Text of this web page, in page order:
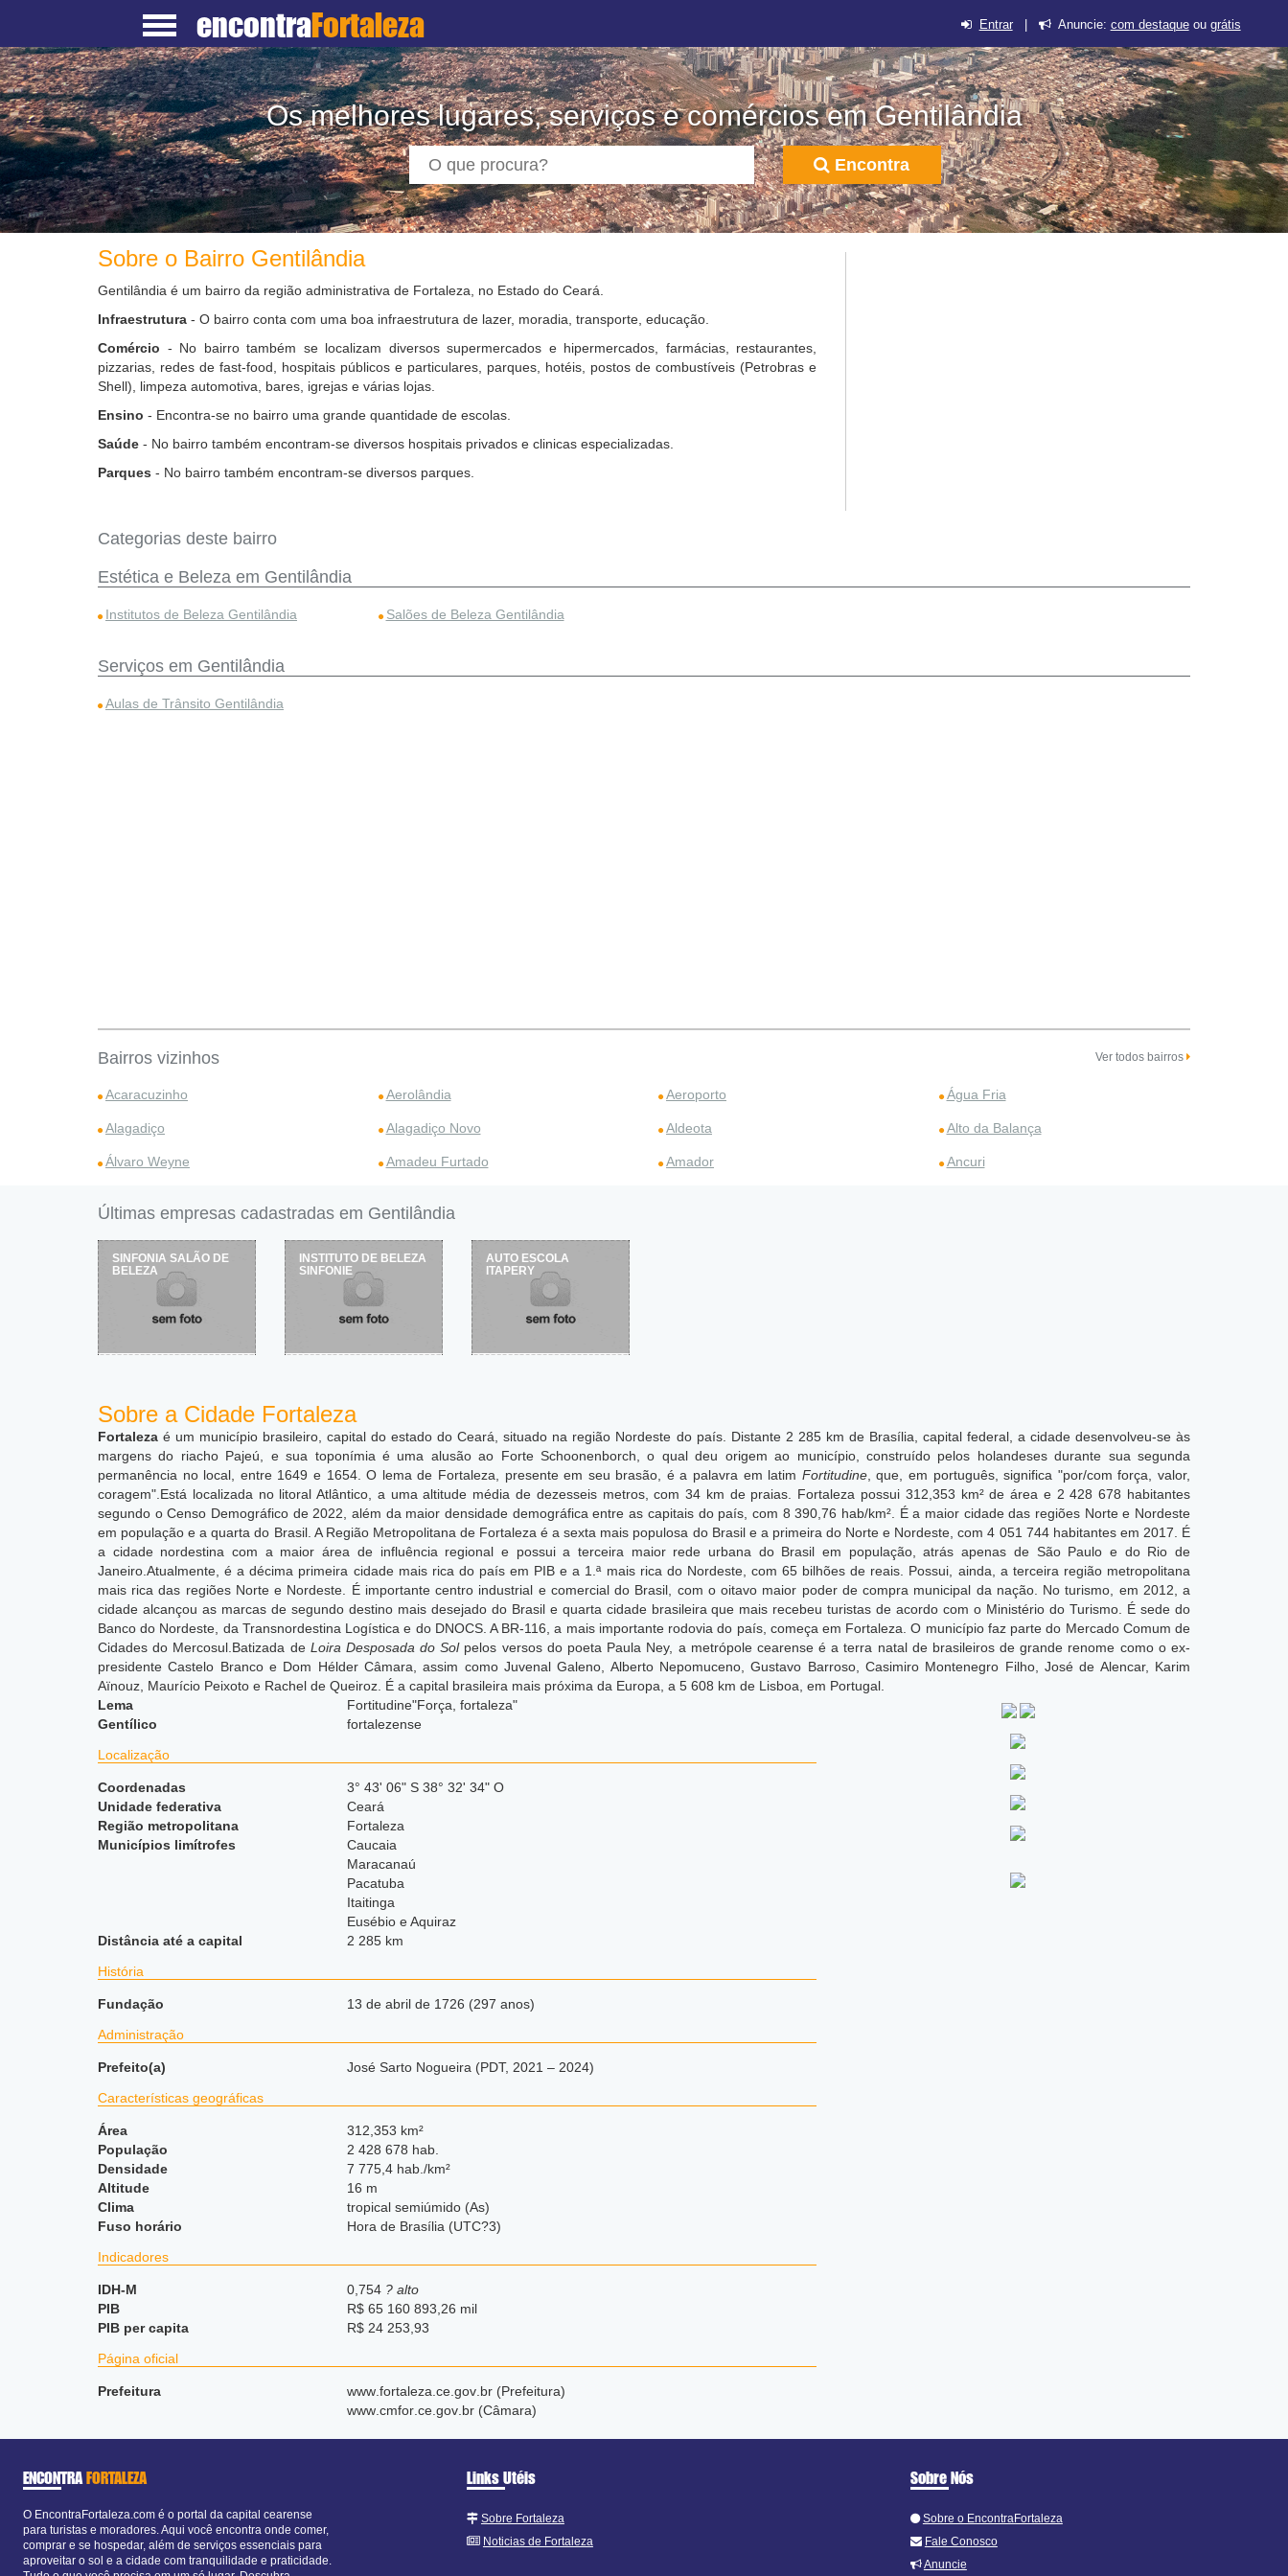
encontraFortaleza Entrar| Anuncie: com destaqueou grátis
Os melhores lugares, serviços e comércios em Gentilândia
Encontra
Sobre o Bairro Gentilândia
Gentilândia é um bairro da região administrativa de Fortaleza, no Estado do Ceará.
Infraestrutura - O bairro conta com uma boa infraestrutura de lazer, moradia, transporte, educação.
Comércio - No bairro também se localizam diversos supermercados e hipermercados, farmácias, restaurantes,
pizzarias, redes de fast-food, hospitais públicos e particulares, parques, hotéis, postos de combustíveis (Petrobras e
Shell), limpeza automotiva, bares, igrejas e várias lojas.
Ensino - Encontra-se no bairro uma grande quantidade de escolas.
Saúde - No bairro também encontram-se diversos hospitais privados e clinicas especializadas.
Parques - No bairro também encontram-se diversos parques.
Categorias deste bairro
Estética e Beleza em Gentilândia
Institutos de Beleza Gentilândia Salões de Beleza Gentilândia
Serviços em Gentilândia
Aulas de Trânsito Gentilândia
Bairros vizinhos Ver todos bairros
Acaracuzinho Aerolândia Aeroporto Água Fria
Alagadiço Alagadiço Novo Aldeota Alto da Balança
Álvaro Weyne Amadeu Furtado Amador Ancuri
Últimas empresas cadastradas em Gentilândia
SINFONIA SALÃO DE
BELEZA
INSTITUTO DE BELEZA
SINFONIE
AUTO ESCOLA
ITAPERY
Sobre a Cidade Fortaleza
Fortaleza é um município brasileiro, capital do estado do Ceará, situado na região Nordeste do país. Distante 2 285 km de Brasília, capital federal, a cidade desenvolveu-se às
margens do riacho Pajeú, e sua toponímia é uma alusão ao Forte Schoonenborch, o qual deu origem ao município, construído pelos holandeses durante sua segunda
permanência no local, entre 1649 e 1654. O lema de Fortaleza, presente em seu brasão, é a palavra em latim Fortitudine, que, em português, significa "por/com força, valor,
coragem".Está localizada no litoral Atlântico, a uma altitude média de dezesseis metros, com 34 km de praias. Fortaleza possui 312,353 km² de área e 2 428 678 habitantes
segundo o Censo Demográfico de 2022, além da maior densidade demográfica entre as capitais do país, com 8 390,76 hab/km².
É a maior cidade das regiões Norte e Nordeste
em população e a quarta do Brasil. A Região Metropolitana de Fortaleza é a sexta mais populosa do Brasil e a primeira do Norte e Nordeste, com 4 051 744 habitantes em 2017. É
a cidade nordestina com a maior área de influência regional e possui a terceira maior rede urbana do Brasil em população, atrás apenas de São Paulo e do Rio de
Janeiro.Atualmente, é a décima primeira cidade mais rica do país em PIB e a 1.ª mais rica do Nordeste, com 65 bilhões de reais.
Possui, ainda, a terceira região metropolitana
mais rica das regiões Norte e Nordeste. É importante centro industrial e comercial do Brasil, com o oitavo maior poder de compra municipal da nação. No turismo, em 2012, a
cidade alcançou as marcas de segundo destino mais desejado do Brasil e quarta cidade brasileira que mais recebeu turistas de acordo com o Ministério do Turismo. É sede do
Banco do Nordeste, da Transnordestina Logística e do DNOCS. A BR-116, a mais importante rodovia do país, começa em Fortaleza. O município faz parte do Mercado Comum de
Cidades do Mercosul.Batizada de Loira Desposada do Solpelos versos do poeta Paula Ney, a metrópole cearense é a terra natal de brasileiros de grande renome como o ex-
presidente Castelo Branco e Dom Hélder Câmara, assim como Juvenal Galeno, Alberto Nepomuceno, Gustavo Barroso, Casimiro Montenegro Filho, José de Alencar, Karim
Aïnouz, Maurício Peixoto e Rachel de Queiroz. É a capital brasileira mais próxima da Europa, a 5 608 km de Lisboa, em Portugal.
Lema
Fortitudine"Força, fortaleza"
Gentílico
fortalezense
Localização
Coordenadas
3° 43' 06" S 38° 32' 34" O
Unidade federativa
Ceará
Região metropolitana
Fortaleza
Municípios limítrofes
Caucaia
Maracanaú
Pacatuba
Itaitinga
Eusébio e Aquiraz
Distância até a capital
2 285 km
História
Fundação
13 de abril de 1726 (297 anos)
Administração
Prefeito(a)
José Sarto Nogueira (PDT, 2021 – 2024)
Características geográficas
Área
312,353 km²
População
2 428 678 hab.
Densidade
7 775,4 hab./km²
Altitude
16 m
Clima
tropical semiúmido (As)
Fuso horário
Hora de Brasília (UTC?3)
Indicadores
IDH-M 0,754 ? alto
PIB
R$ 65 160 893,26 mil
PIB per capita
R$ 24 253,93
Página oficial
Prefeitura www.fortaleza .ce.gov.br (Prefeitura)
www.cmfor.ce.gov.br (Câmara)
ENCONTRAFORTALEZA
O EncontraFortaleza.com é o portal da capital cearense
para turistas e moradores. Aqui você encontra onde comer,
comprar e se hospedar, além de serviços essenciais para
aproveitar o sol e a cidade com tranquilidade e praticidade.
Links Utéis
Sobre Fortaleza
Noticias de Fortaleza
Sobre Nós
Sobre o EncontraFortaleza
Fale Conosco
Anuncie